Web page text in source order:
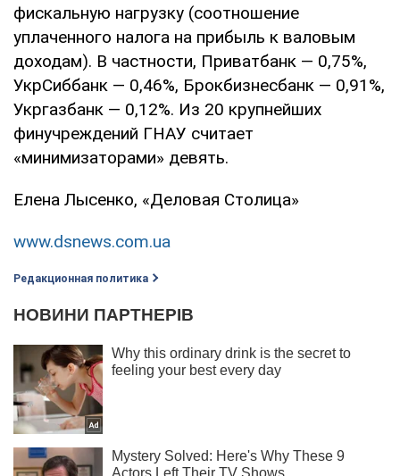
фискальную нагрузку (соотношение
уплаченного налога на прибыль к ва­ловым
доходам). В частности, Приватбанк — 0,75%,
УкрСиббанк — 0,46%, Брокбизнесбанк — 0,91%,
Укргазбанк — 0,12%. Из 20 крупнейших
финучреж­дений ГНАУ считает
«минимизаторами» девять.
Елена Лысенко, «Деловая Столица»
www.dsnews.com.ua
Редакционная политика